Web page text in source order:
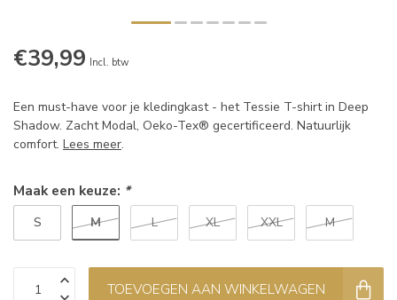
€39,99 Incl. btw
Een must-have voor je kledingkast - het Tessie T-shirt in Deep
Shadow. Zacht Modal, Oeko-Tex® gecertificeerd. Natuurlijk
comfort. Lees meer.
Maak een keuze: *
S M L XL XXL M
TOEVOEGEN AAN WINKELWAGEN